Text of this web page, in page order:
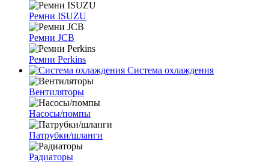
Ремни ISUZU
Ремни JCB
Ремни Perkins
Система охлаждения
Вентиляторы
Насосы/помпы
Патрубки/шланги
Радиаторы